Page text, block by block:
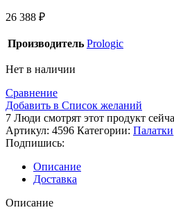
26 388 ₽
Производитель Prologic
Нет в наличии
Сравнение
Добавить в Список желаний
7 Люди смотрят этот продукт
Артикул: 4596 Категории: Палатки
Подпишись:
Описание
Доставка
Описание